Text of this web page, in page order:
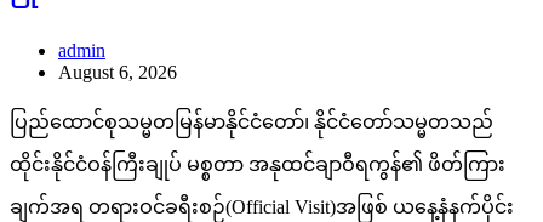
admin
August 6, 2026
ပြည်ထောင်စုသမ္မတမြန်မာနိုင်ငံတော်၊ နိုင်ငံတော်သမ္မတသည်
ထိုင်းနိုင်ငံဝန်ကြီးချုပ် မစ္စတာ အနုထင်ချာဝီရကွန်၏ ဖိတ်ကြား
ချက်အရ တရားဝင်ခရီးစဉ်(Official Visit)အဖြစ် ယနေ့နံနက်ပိုင်း